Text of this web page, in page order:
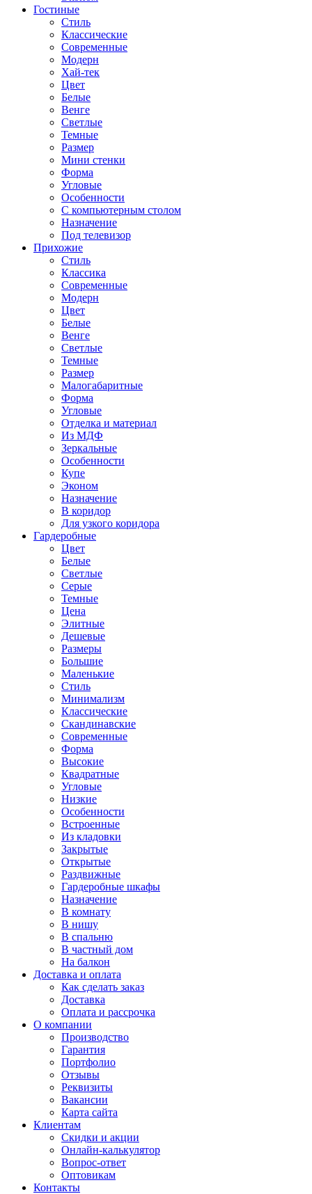
Гостиные
Стиль
Классические
Современные
Модерн
Хай-тек
Цвет
Белые
Венге
Светлые
Темные
Размер
Мини стенки
Форма
Угловые
Особенности
С компьютерным столом
Назначение
Под телевизор
Прихожие
Стиль
Классика
Современные
Модерн
Цвет
Белые
Венге
Светлые
Темные
Размер
Малогабаритные
Форма
Угловые
Отделка и материал
Из МДФ
Зеркальные
Особенности
Купе
Эконом
Назначение
В коридор
Для узкого коридора
Гардеробные
Цвет
Белые
Светлые
Серые
Темные
Цена
Элитные
Дешевые
Размеры
Большие
Маленькие
Стиль
Минимализм
Классические
Скандинавские
Современные
Форма
Высокие
Квадратные
Угловые
Низкие
Особенности
Встроенные
Из кладовки
Закрытые
Открытые
Раздвижные
Гардеробные шкафы
Назначение
В комнату
В нишу
В спальню
В частный дом
На балкон
Доставка и оплата
Как сделать заказ
Доставка
Оплата и рассрочка
О компании
Производство
Гарантия
Портфолио
Отзывы
Реквизиты
Вакансии
Карта сайта
Клиентам
Скидки и акции
Онлайн-калькулятор
Вопрос-ответ
Оптовикам
Контакты